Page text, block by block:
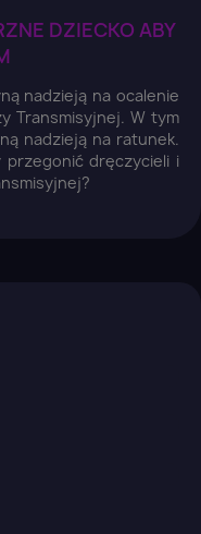
DZIECKO ABY
nadzieją na ocalenie
Transmisyjnej. W tym
nadzieją na ratunek.
dręczycieli i